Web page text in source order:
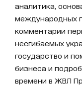
аналитика,
международных
комментарии
несгибаемых
государство и
бизнеса и
времени в ЖВЛ